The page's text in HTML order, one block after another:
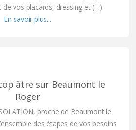
de vos placards, dressing et (…)
En savoir plus...
sur Beaumont le
Roger
proche de Beaumont le
des étapes de vos besoins